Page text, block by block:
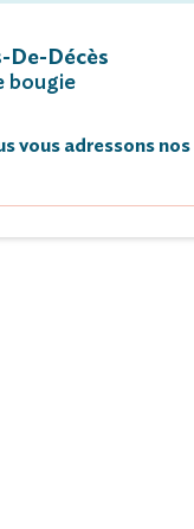
De-Décès
bougie
vous adressons